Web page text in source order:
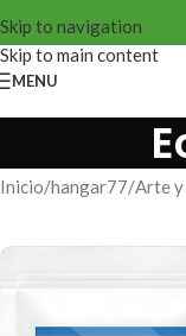
Skip to navigation
Skip to main content
MENU
Inicio/hangar77/Arte y